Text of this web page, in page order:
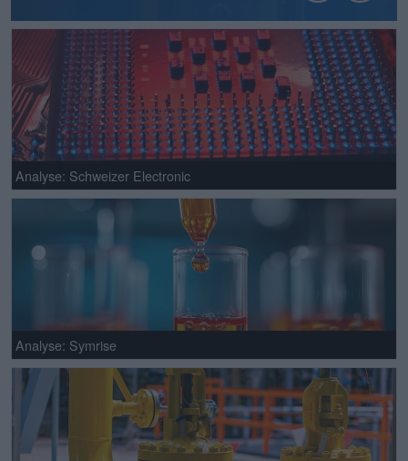
Analyse: Schweizer Electronic
Analyse: Symrise